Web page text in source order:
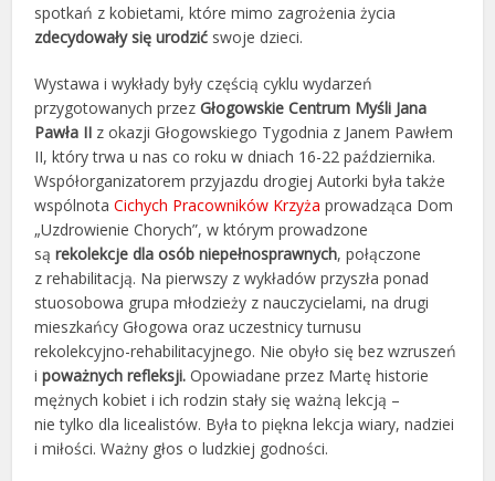
spotkań z kobietami, które mimo zagrożenia życia
zdecydowały się urodzić swoje dzieci.
Wystawa i wykłady były częścią cyklu wydarzeń
przygotowanych przezGłogowskie Centrum Myśli Jana
Pawła II z okazji Głogowskiego Tygodnia z Janem Pawłem
II, który trwa u nas co roku w dniach 16-22 października.
Współorganizatorem przyjazdu drogiej Autorki była także
wspólnotaCichych Pracowników Krzyża prowadząca Dom
„Uzdrowienie Chorych”, w którym prowadzone
sąrekolekcje dla osób niepełnosprawnych, połączone
z rehabilitacją. Na pierwszy z wykładów przyszła ponad
stuosobowa grupa młodzieży z nauczycielami, na drugi
mieszkańcy Głogowa oraz uczestnicy turnusu
rekolekcyjno-rehabilitacyjnego. Nie obyło się bez wzruszeń
ipoważnych refleksji. Opowiadane przez Martę historie
mężnych kobiet i ich rodzin stały się ważną lekcją –
nie tylko dla licealistów. Była to piękna lekcja wiary, nadziei
i miłości. Ważny głos o ludzkiej godności.